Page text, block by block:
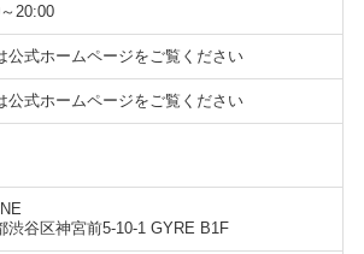
20:00
公式ホームページをご覧ください
公式ホームページをご覧ください
渋谷区神宮前5-10-1 GYRE B1F